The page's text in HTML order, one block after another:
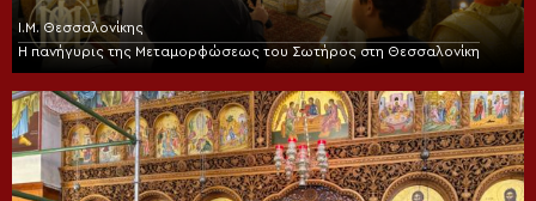
Ι.Μ. Θεσσαλονίκης
Η πανήγυρις της Μεταμορφώσεως του Σωτήρος στη Θεσσαλονίκη